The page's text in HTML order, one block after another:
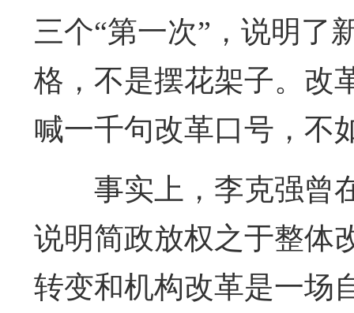
三个“第一次”，说明了
格，不是摆花架子。改
喊一千句改革口号，不
事实上，李克强曾
说明简政放权之于整体
转变和机构改革是一场